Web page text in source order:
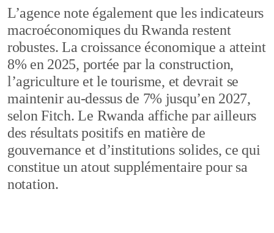
L’agence note également que les indicateurs
macroéconomiques du Rwanda restent
robustes. La croissance économique a atteint
8% en 2025, portée par la construction,
l’agriculture et le tourisme, et devrait se
maintenir au-dessus de 7% jusqu’en 2027,
selon Fitch. Le Rwanda affiche par ailleurs
des résultats positifs en matière de
gouvernance et d’institutions solides, ce qui
constitue un atout supplémentaire pour sa
notation.